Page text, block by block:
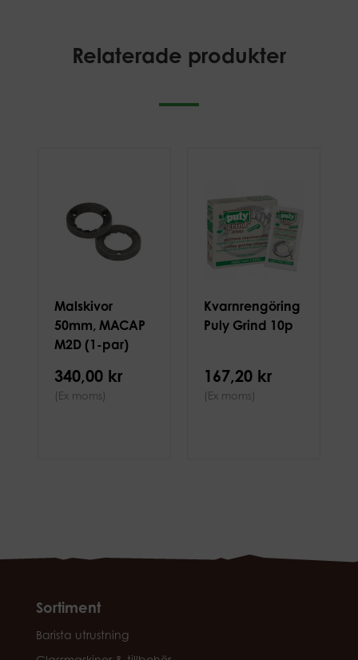
Relaterade produkter
Malskivor
50mm, MACAP
M2D (1-par)
340,00 kr
(Ex moms)
Kvarnrengöring
Puly Grind 10p
167,20 kr
(Ex moms)
Sortiment
Barista utrustning